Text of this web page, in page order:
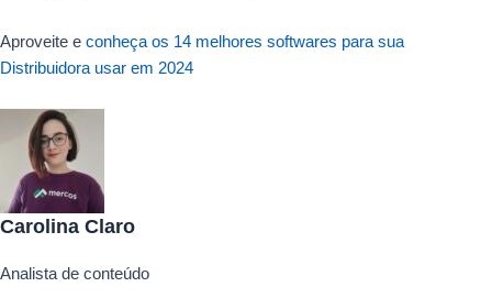
Aproveite e conheça os 14 melhores softwares para sua
Distribuidora usar em 2024
Carolina Claro
Analista de conteúdo